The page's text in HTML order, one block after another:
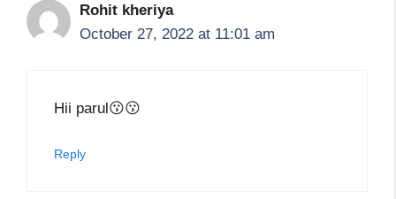
Rohit kheriya
October 27, 2022 at 11:01 am
Hii parul😗😗
Reply